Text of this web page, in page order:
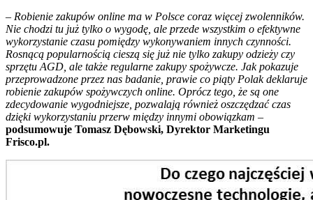
– Robienie zakupów online ma w Polsce coraz więcej zwolenników.
Nie chodzi tu już tylko o wygodę, ale przede wszystkim o efektywne
wykorzystanie czasu pomiędzy wykonywaniem innych czynności.
Rosnącą popularnością cieszą się już nie tylko zakupy odzieży czy
sprzętu AGD, ale także regularne zakupy spożywcze. Jak pokazuje
przeprowadzone przez nas badanie, prawie co piąty Polak deklaruje
robienie zakupów spożywczych online. Oprócz tego, że są one
zdecydowanie wygodniejsze, pozwalają również oszczędzać czas
dzięki wykorzystaniu przerw między innymi obowiązkam –
podsumowuje Tomasz Dębowski, Dyrektor Marketingu
Frisco.pl.